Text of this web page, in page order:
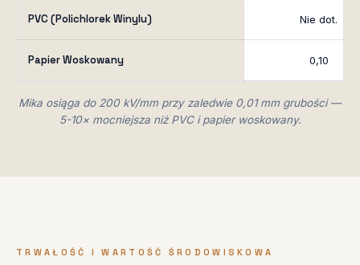
PVC (Polichlorek Winylu) Nie dot.
Papier Woskowany 0,10
Mika osiąga do 200 kV/mm przy zaledwie 0,01 mm grubości —
5-10× mocniejsza niż PVC i papier woskowany.
TRWAŁOŚĆ I WARTOŚĆ ŚRODOWISKOWA